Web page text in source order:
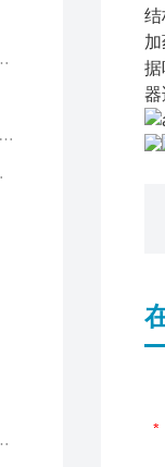
据
器